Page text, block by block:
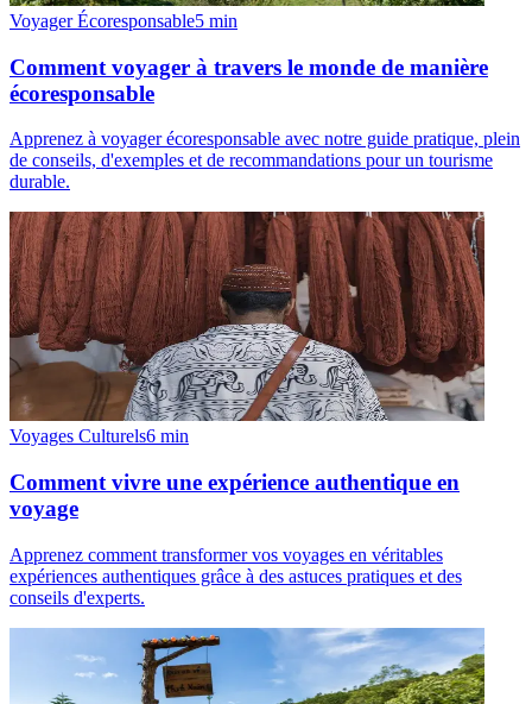
Voyager Écoresponsable5 min
Comment voyager à travers le monde de manière
écoresponsable
Apprenez à voyager écoresponsable avec notre guide pratique, plein
de conseils, d'exemples et de recommandations pour un tourisme
durable.
Voyages Culturels6 min
Comment vivre une expérience authentique en
voyage
Apprenez comment transformer vos voyages en véritables
expériences authentiques grâce à des astuces pratiques et des
conseils d'experts.